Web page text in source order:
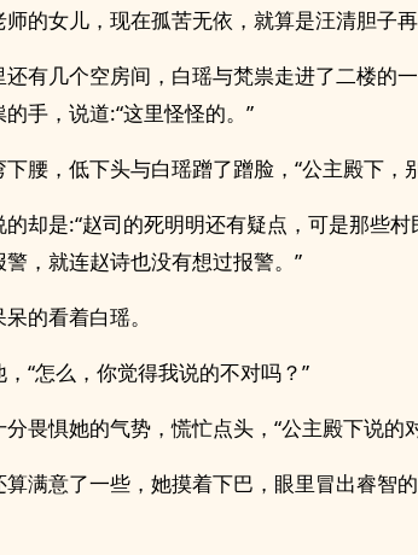
师的女儿，现在孤苦无依，就算是汪清胆子
还有几个空房间，白瑶与梵祟走进了二楼的
手，说道:“这里怪怪的。”
下腰，低下头与白瑶蹭了蹭脸，“公主殿下，
的却是:“赵司的死明明还有疑点，可是那些
，就连赵诗也没有想过报警。”
的看着白瑶。
，“怎么，你觉得我说的不对吗？”
分畏惧她的气势，慌忙点头，“公主殿下说的
算满意了一些，她摸着下巴，眼里冒出睿智